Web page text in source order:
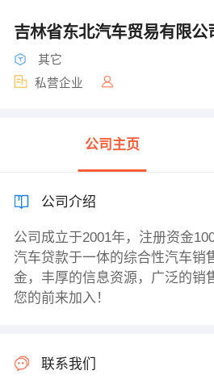
吉林省东北汽车贸易有限公
其它
私营企业
公司主页
公司介绍
公司成立于2001年，注册资金
汽车贷款于一体的综合性汽车销
金，丰厚的信息资源，广泛的销
您的前来加入！
联系我们